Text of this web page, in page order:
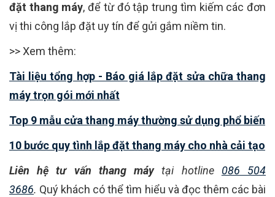
đặt thang máy, để từ đó tập trung tìm kiếm các đơn
vị thi công lắp đặt uy tín để gửi gắm niềm tin.
>> Xem thêm:
Tài liệu tổng hợp - Báo giá lắp đặt sửa chữa thang
máy trọn gói mới nhất
Top 9 mẫu cửa thang máy thường sử dụng phổ biến
10 bước quy tình lắp đặt thang máy cho nhà cải tạo
Liên hệ tư vấn thang máytại hotline 086 504
3686. Quý khách có thể tìm hiểu và đọc thêm các bài